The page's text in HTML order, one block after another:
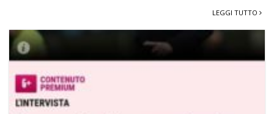
LEGGI TUTTO